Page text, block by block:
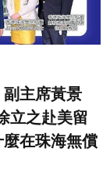
主席黃景
立之赴美留
在珠海無償